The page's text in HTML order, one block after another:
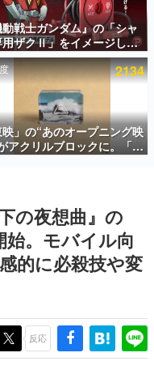
ジビュー数万以上！ などな
ファミ渾身の“殿堂入り”記
に製作時のエピソードをお
。『赫本』は、〈試験問題〉
です。
場を担う若きクリエイター達
情熱を探っていきます。
動戦士ガンダム』の「シャ
用ザクⅡ」をイメージした
ースリールが予約開始。
はシャアのパーソナルマ
ジオン公国軍のエンブレ
型式番号などを配置
2134
映」の“あのオープニング映
アクリルブロックに。「東
トリカル グッズコレクシ
の夜想曲』の
。モバイル向
的に必殺技や変
反応